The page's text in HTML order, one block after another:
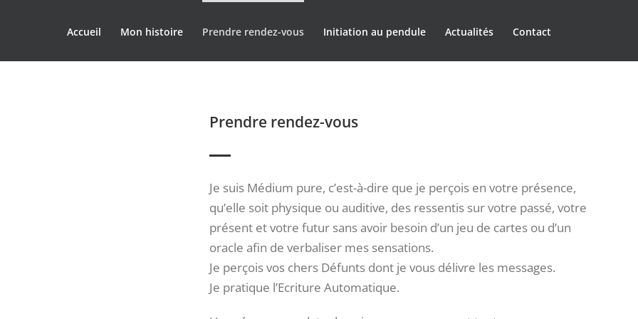
Accueil Mon histoire Prendre rendez-vous Initiation au pendule Actualités Contact
Prendre rendez-vous
Je suis Médium pure, c’est-à-dire que je perçois en votre présence,
qu’elle soit physique ou auditive, des ressentis sur votre passé, votre
présent et votre futur sans avoir besoin d’un jeu de cartes ou d’un
oracle afin de verbaliser mes sensations.
Je perçois vos chers Défunts dont je vous délivre les messages.
Je pratique l’Ecriture Automatique.